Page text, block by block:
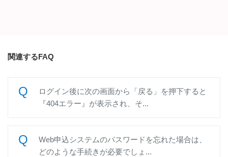
関連するFAQ
ログイン後に次の画面から「戻る」を押下すると
『404エラー』が表示され、そ...
Web申込システムのパスワードを忘れた場合は、
どのような手続きが必要でしょ...